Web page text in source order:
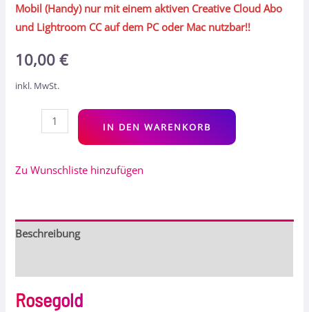
Mobil (Handy) nur mit einem aktiven Creative Cloud Abo
und Lightroom CC auf dem PC oder Mac nutzbar!!
10,00€
inkl. MwSt.
IN DEN WARENKORB
Zu Wunschliste hinzufügen
Beschreibung
Rosegold